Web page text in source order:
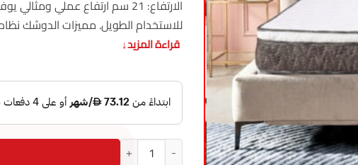
الارتفاع: 21 سم ارتفاع عملي
للاستخدام الطويل. مميزات الدوشك
قراءة المزيد↓
كمية مرتبة رست طبي أوتليت هوم كينج 180×200+21 سم